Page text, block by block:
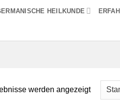
HEILKUNDE
werden angezeigt